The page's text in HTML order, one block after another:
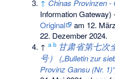
↑ Chinas Provinzen -
Information Gateway)
Original
am 12.
22. Dezember 2024.
↑a b 甘肃省第七次
号）
(„Bulletin zur
Provinz Gansu (Nr.